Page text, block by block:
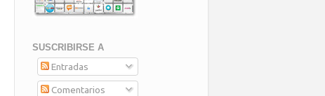
SUSCRIBIRSE A
Entradas
Comentarios